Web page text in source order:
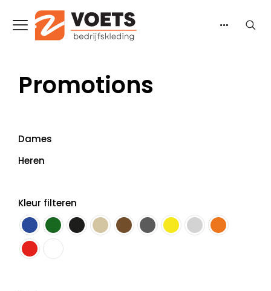
Promotions
Dames
Heren
Kleur filteren